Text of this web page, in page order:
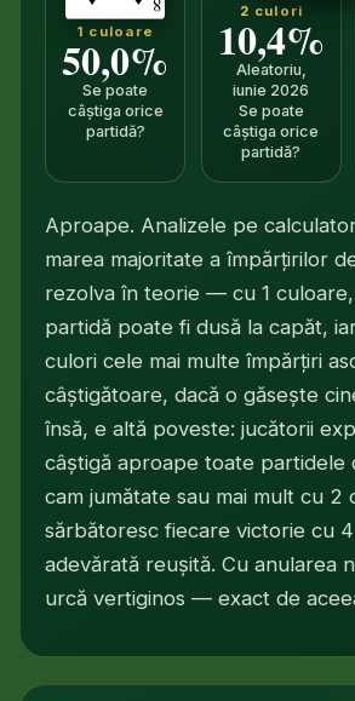
1 culoare
50,0%
Se poate
câștiga orice
partidă?
2 culori
10,4%
Aleatoriu,
iunie 2026
Se poate
câștiga orice
partidă?
Aproape. Analizele pe
marea majoritate a împărțirilor
rezolva în teorie — cu 1
partidă poate fi dusă la capăt,
culori cele mai multe împărțiri
câștigătoare, dacă o găsește
însă, e altă poveste: jucătorii
câștigă aproape toate partidele
cam jumătate sau mai mult cu 2
sărbătoresc fiecare victorie cu
adevărată reușită. Cu anularea
urcă vertiginos — exact de